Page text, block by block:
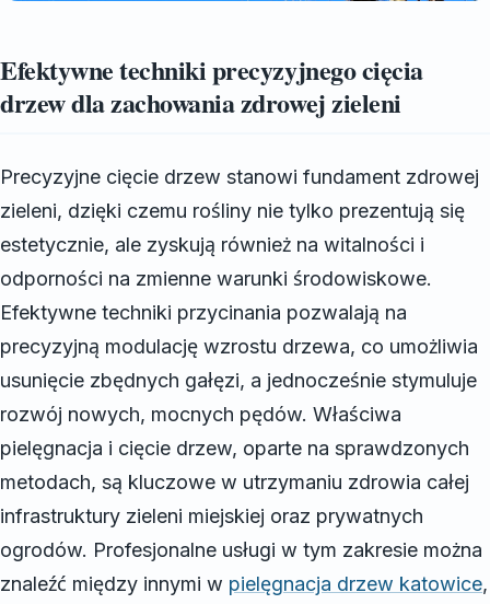
Efektywne techniki precyzyjnego cięcia
drzew dla zachowania zdrowej zieleni
Precyzyjne cięcie drzew stanowi fundament zdrowej
zieleni, dzięki czemu rośliny nie tylko prezentują się
estetycznie, ale zyskują również na witalności i
odporności na zmienne warunki środowiskowe.
Efektywne techniki przycinania pozwalają na
precyzyjną modulację wzrostu drzewa, co umożliwia
usunięcie zbędnych gałęzi, a jednocześnie stymuluje
rozwój nowych, mocnych pędów. Właściwa
pielęgnacja i cięcie drzew, oparte na sprawdzonych
metodach, są kluczowe w utrzymaniu zdrowia całej
infrastruktury zieleni miejskiej oraz prywatnych
ogrodów. Profesjonalne usługi w tym zakresie można
znaleźć między innymi w pielęgnacja drzew katowice,